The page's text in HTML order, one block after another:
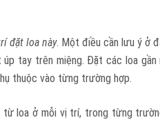
đặt loa này. Một điều cần lưu ý ở
tay trên miệng. Đặt các loa
thuộc vào từng trường hợp.
loa ở mỗi vị trí, trong từng